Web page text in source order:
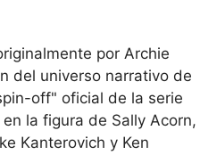
por Archie
del universo narrativo de
off" oficial de la serie
la figura de Sally Acorn,
Kanterovich y Ken